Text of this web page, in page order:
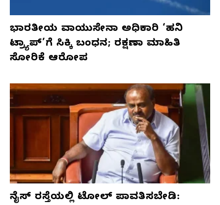
ಭಾರತೀಯ ವಾಯುಸೇನಾ ಅಧಿಕಾರಿ ‘ಹನಿ
ಟ್ರ್ಯಾಪ್’ಗೆ ಸಿಕ್ಕಿ ಬಂಧನ; ರಕ್ಷಣಾ ಮಾಹಿತಿ
ಸೋರಿಕೆ ಆರೋಪ
ನೈಸ್ ರಸ್ತೆಯಲ್ಲಿ ಟೋಲ್ ಪಾವತಿಸಬೇಡಿ: